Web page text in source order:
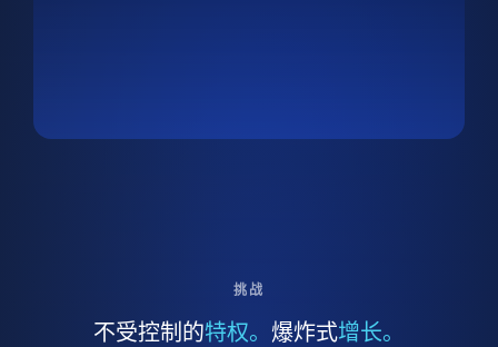
挑战
不受控制的特权。 爆炸式增长。